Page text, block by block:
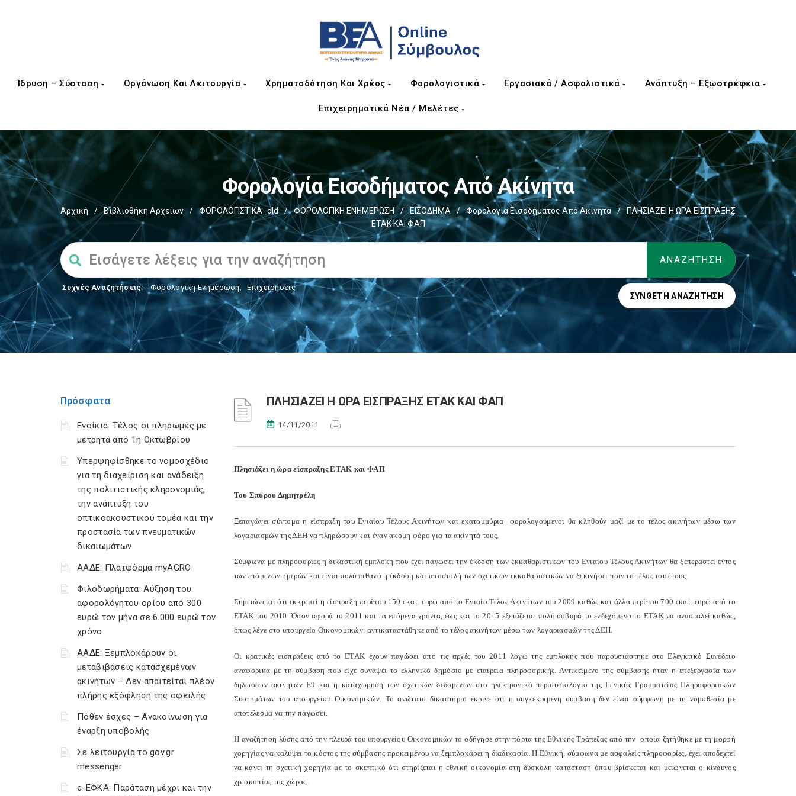
Ίδρυση – Σύσταση Οργάνωση Και Λειτουργία Χρηματοδότηση Και Χρέος Φορολογιστικά Εργασιακά / Ασφαλιστικά Ανάπτυξη – Εξωστρέφεια
Επιχειρηματικά Νέα / Μελέτες
Φορολογία Εισοδήματος Από Ακίνητα
Αρχική / Βιβλιοθήκη Αρχείων / ΦΟΡΟΛΟΓΙΣΤΙΚΑ_old / ΦΟΡΟΛΟΓΙΚΗ ΕΝΗΜΕΡΩΣΗ / ΕΙΣΟΔΗΜΑ / Φορολογία Εισοδήματος Από Ακίνητα /
ΠΛΗΣΙΑΖΕΙ Η ΩΡΑ ΕΙΣΠΡΑΞΗΣ
ΕΤΑΚ ΚΑΙ ΦΑΠ
Συχνές Αναζητήσεις: Φορολογικη Ενημέρωση, Επιχειρήσεις
ΣΎΝΘΕΤΗ ΑΝΑΖΉΤΗΣΗ
Πρόσφατα
Ενοίκια: Τέλος οι πληρωμές με
μετρητά από 1η Οκτωβρίου
Υπερψηφίσθηκε το νομοσχέδιο
για τη διαχείριση και ανάδειξη
της πολιτιστικής κληρονομιάς,
την ανάπτυξη του
οπτικοακουστικού τομέα και την
προστασία των πνευματικών
δικαιωμάτων
ΑΑΔΕ: Πλατφόρμα myAGRO
Φιλοδωρήματα: Αύξηση του
αφορολόγητου ορίου από 300
ευρώ τον μήνα σε 6.000 ευρώ τον
χρόνο
ΑΑΔΕ: Ξεμπλοκάρουν οι
μεταβιβάσεις κατασχεμένων
ακινήτων – Δεν απαιτείται πλέον
πλήρης εξόφληση της οφειλής
Πόθεν έσχες – Ανακοίνωση για
έναρξη υποβολής
Σε λειτουργία το gov.gr
messenger
e-ΕΦΚΑ: Παράταση μέχρι και την
ΠΛΗΣΙΑΖΕΙ Η ΩΡΑ ΕΙΣΠΡΑΞΗΣ ΕΤΑΚ ΚΑΙ ΦΑΠ
14/11/2011
Πλησιάζει η ώρα είσπραξης ΕΤΑΚ και ΦΑΠ
Του Σπύρου Δημητρέλη
Ξεπαγώνει σύντομα η είσπραξη του Ενιαίου Τέλους Ακινήτων και εκατομμύρια φορολογούμενοι θα κληθούν μαζί με το τέλος ακινήτων μέσω των
λογαριασμών της ΔΕΗ να πληρώσουν και έναν ακόμη φόρο για τα ακίνητά τους.
Σύμφωνα με πληροφορίες η δικαστική εμπλοκή που έχει παγώσει την έκδοση των εκκαθαριστικών του Ενιαίου Τέλους Ακινήτων θα ξεπεραστεί εντός
των επόμενων ημερών και είναι πολύ πιθανό η έκδοση και αποστολή των σχετικών εκκαθαριστικών να ξεκινήσει πριν το τέλος του έτους.
Σημειώνεται ότι εκκρεμεί η είσπραξη περίπου 150 εκατ. ευρώ από το Ενιαίο Τέλος Ακινήτων του 2009 καθώς και άλλα περίπου 700 εκατ. ευρώ από το
ΕΤΑΚ του 2010. Όσον αφορά το 2011 και τα επόμενα χρόνια, έως και το 2015 εξετάζεται πολύ σοβαρά το ενδεχόμενο το ΕΤΑΚ να ανασταλεί καθώς,
όπως λένε στο υπουργείο Οικονομικών, αντικαταστάθηκε από το τέλος ακινήτων μέσω των λογαριασμών της ΔΕΗ.
Οι κρατικές εισπράξεις από το ΕΤΑΚ έχουν παγώσει από τις αρχές του 2011 λόγω της εμπλοκής που παρουσιάστηκε στο Ελεγκτικό Συνέδριο
αναφορικά με τη σύμβαση που είχε συνάψει το ελληνικό δημόσιο με εταιρεία πληροφορικής. Αντικείμενο της σύμβασης ήταν η επεξεργασία των
δηλώσεων ακινήτων Ε9 και η καταχώρηση των σχετικών δεδομένων στο ηλεκτρονικό περιουσιολόγιο της Γενικής Γραμματείας Πληροφοριακών
Συστημάτων του υπουργείου Οικονομικών. Το ανώτατο δικαστήριο έκρινε ότι η συγκεκριμένη σύμβαση δεν είναι σύμφωνη με τη νομοθεσία με
αποτέλεσμα να την παγώσει.
Η αναζήτηση λύσης από την πλευρά του υπουργείου Οικονομικών το οδήγησε στην πόρτα της Εθνικής Τράπεζας από την οποία ζητήθηκε με τη μορφή
χορηγίας να καλύψει το κόστος της σύμβασης προκειμένου να ξεμπλοκάρει η διαδικασία. Η Εθνική, σύμφωνα με ασφαλείς πληροφορίες, έχει αποδεχτεί
να κάνει τη σχετική χορηγία με το σκεπτικό ότι στηρίζεται η εθνική οικονομία στη δύσκολη κατάσταση όπου βρίσκεται και μειώνεται ο κίνδυνος
χρεοκοπίας της χώρας.